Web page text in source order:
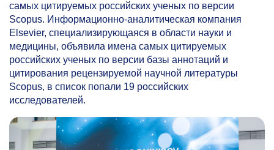
самых цитируемых российских ученых по версии
Scopus. Информационно-аналитическая компания
Elsevier, специализирующаяся в области науки и
медицины, объявила имена самых цитируемых
российских ученых по версии базы аннотаций и
цитирования рецензируемой научной литературы
Scopus, в список попали 19 российских
исследователей.